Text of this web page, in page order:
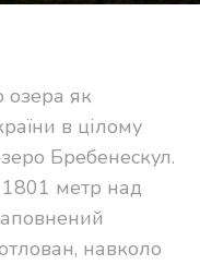
озера як
в цілому
Бребенескул.
1801 метр над
навколо